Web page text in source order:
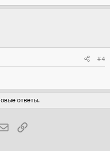
#4
ответы.
Электронная почта
Ссылка